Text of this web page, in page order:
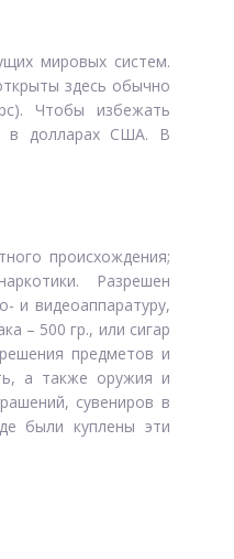
мировых систем.
здесь обычно
Чтобы избежать
в долларах США. В
происхождения;
Разрешен
и видеоаппаратуру,
– 500 гр., или сигар
предметов и
а также оружия и
сувениров в
были куплены эти